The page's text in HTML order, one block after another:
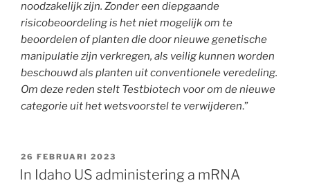
noodzakelijk zijn. Zonder een diepgaande
risicobeoordeling is het niet mogelijk om te
beoordelen of planten die door nieuwe genetische
manipulatie zijn verkregen, als veilig kunnen worden
beschouwd als planten uit conventionele veredeling.
Om deze reden stelt Testbiotech voor om de nieuwe
categorie uit het wetsvoorstel te verwijderen.”
GEPLAATST
OP
26 FEBRUARI 2023
In Idaho US administering a mRNA